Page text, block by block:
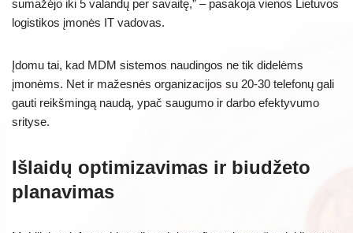
sumažėjo iki 5 valandų per savaitę,” – pasakoja vienos Lietuvos
logistikos įmonės IT vadovas.
Įdomu tai, kad MDM sistemos naudingos ne tik didelėms
įmonėms. Net ir mažesnės organizacijos su 20-30 telefonų gali
gauti reikšmingą naudą, ypač saugumo ir darbo efektyvumo
srityse.
Išlaidų optimizavimas ir biudžeto
planavimas